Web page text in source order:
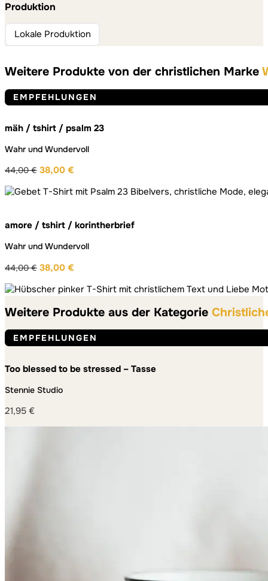
Produktion
Lokale Produktion
Weitere Produkte von der christlichen Marke
EMPFEHLUNGEN
mäh / tshirt / psalm 23
Wahr und Wundervoll
44,00€
Preis
38,00 €
Preis
amore / tshirt / korintherbrief
Wahr und Wundervoll
44,00€
Ursprünglicher
Preis
44,00 €
38,00 €
Preis
38,00 €.
Weitere Produkte aus der Kategorie
EMPFEHLUNGEN
Too blessed to be stressed – Tasse
Stennie Studio
21,95 €